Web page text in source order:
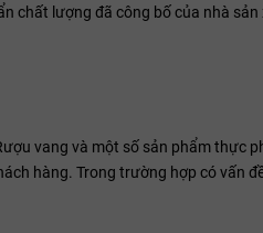
chất lượng đã công bố của nhà
vang và một số sản phẩm thực
hàng. Trong trường hợp có vấn